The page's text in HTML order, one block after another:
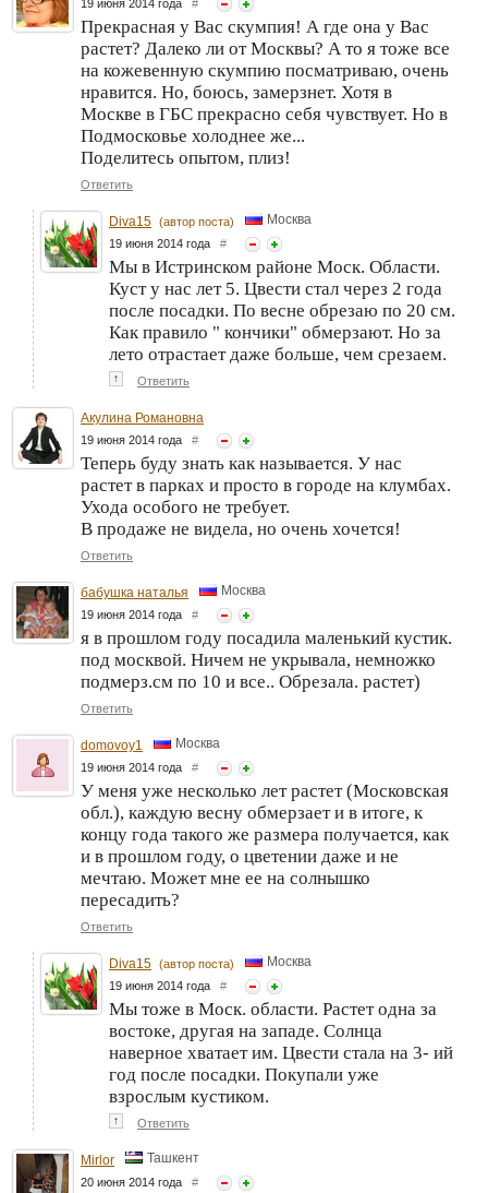
19 июня 2014 года #
Прекрасная у Вас скумпия! А где она у Вас
растет? Далеко ли от Москвы? А то я тоже все
на кожевенную скумпию посматриваю, очень
нравится. Но, боюсь, замерзнет. Хотя в
Москве в ГБС прекрасно себя чувствует. Но в
Подмосковье холоднее же...
Поделитесь опытом, плиз!
Ответить
Diva15 (автор поста) Москва
19 июня 2014 года #
Мы в Истринском районе Моск. Области.
Куст у нас лет 5. Цвести стал через 2 года
после посадки. По весне обрезаю по 20 см.
Как правило " кончики" обмерзают. Но за
лето отрастает даже больше, чем срезаем.
↑ Ответить
Акулина Романовна
19 июня 2014 года #
Теперь буду знать как называется. У нас
растет в парках и просто в городе на клумбах.
Ухода особого не требует.
В продаже не видела, но очень хочется!
Ответить
бабушка наталья Москва
19 июня 2014 года #
я в прошлом году посадила маленький кустик.
под москвой. Ничем не укрывала, немножко
подмерз.см по 10 и все.. Обрезала. растет)
Ответить
domovoy1 Москва
19 июня 2014 года #
У меня уже несколько лет растет (Московская
обл.), каждую весну обмерзает и в итоге, к
концу года такого же размера получается, как
и в прошлом году, о цветении даже и не
мечтаю. Может мне ее на солнышко
пересадить?
Ответить
Diva15 (автор поста) Москва
19 июня 2014 года #
Мы тоже в Моск. области. Растет одна за
востоке, другая на западе. Солнца
наверное хватает им. Цвести стала на 3- ий
год после посадки. Покупали уже
взрослым кустиком.
↑ Ответить
Mirlor Ташкент
20 июня 2014 года #